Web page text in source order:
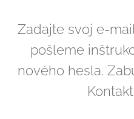
Zadajte svoj e-
pošleme
nového hesla.